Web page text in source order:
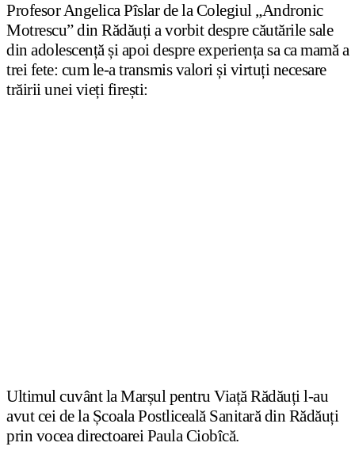
Profesor Angelica Pîslar de la Colegiul „Andronic
Motrescu” din Rădăuți a vorbit despre căutările sale
din adolescență și apoi despre experiența sa ca mamă a
trei fete: cum le-a transmis valori și virtuți necesare
trăirii unei vieți firești:
Ultimul cuvânt la Marșul pentru Viață Rădăuți l-au
avut cei de la Școala Postliceală Sanitară din Rădăuți
prin vocea directoarei Paula Ciobîcă.